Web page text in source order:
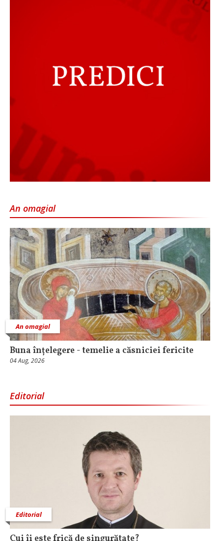
An omagial
An omagial
Buna înțelegere - temelie a căsniciei fericite
04 Aug, 2026
Editorial
Editorial